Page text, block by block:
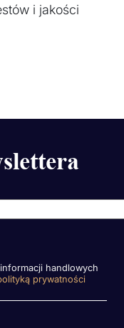
i jakości
handlowych
prywatności